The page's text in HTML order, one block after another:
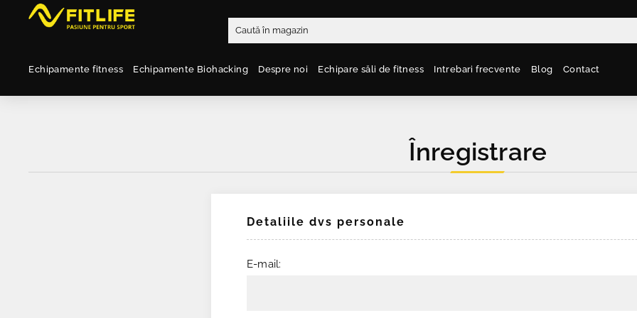
Echipamente fitness Echipamente Biohacking Despre noi Echipare săli de fitness Intrebari frecvente Blog Contact
Înregistrare
Detaliile dvs personale
E-mail: